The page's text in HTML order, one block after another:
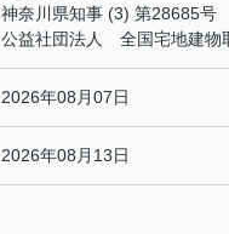
神奈川県知事 (3) 第28685号
公益社団法人 全国宅地建物
2026年08月07日
2026年08月13日